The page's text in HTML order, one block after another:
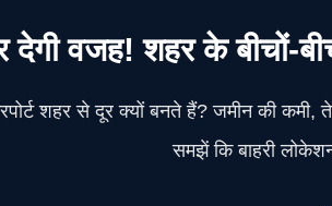
देगी वजह! शहर के बीचों-
शहर से दूर क्यों बनते हैं? जमीन की कमी,
समझें कि बाहरी